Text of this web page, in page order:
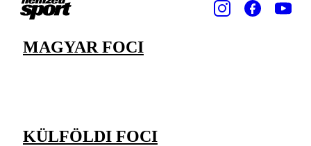
MAGYAR FOCI
KÜLFÖLDI FOCI